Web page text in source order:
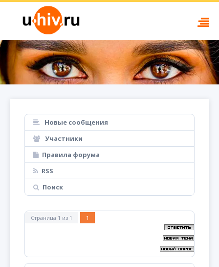
Новые сообщения
Участники
Правила форума
RSS
Поиск
Страница 1 из 1 1